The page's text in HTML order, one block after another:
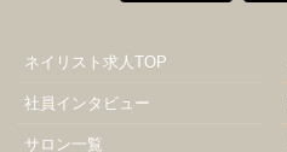
ネイリスト求人TOP
社員インタビュー
サロン一覧